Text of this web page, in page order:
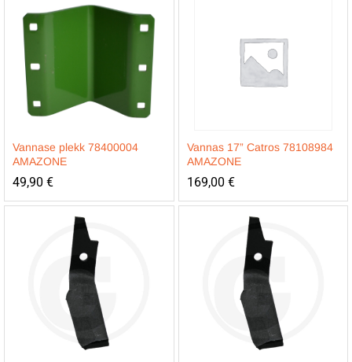
Vannase plekk 78400004
AMAZONE
49,90 €
Vannas 17” Catros 78108984
AMAZONE
169,00 €